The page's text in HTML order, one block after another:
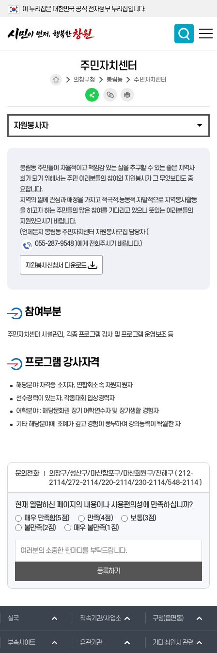
이 누리집은 대한민국 공식 전자정부 누리집입니다.
의창구청 봉림동 주민자치센터
주민자치센터
자원봉사자
봉림동 주민들이 자율적이고 책임감 있는 삶을 추구할 수 있는 좋은 지역사
회가 되기 위해서는 주민 여러분들의 참여와 자원봉사가 그 무엇보다도 중
요합니다.
지역의 일에 관심과 애정을 가지고 적극적.능동적.자발적으로 지역봉사활동
을 하고자 하는 주민들의 많은 참여를 기다리고 있으니 뜻있는 여러분들의
지원있으시기 바랍니다.
(언제든지 봉림동 주민자치센터 자원봉사모집 담당자 (
055-287-9548 )에게 전화주시기 바랍니다.)
자원봉사신청서 다운로드
참여부분
주민자치센터 시설관리, 각종 프로그램 강사 및 프로그램 운영보조 등
프로그램 강사자격
해당분야 자격증 소지자, 연합회소속 자원지원자
선수경력이 있는자, 각종대회 입상경력자
어학분야 : 해당문화권 장기 어학연수자 및 장기생활 경험자
기타 해당분야에 조예가 깊고 경험이 풍부하여 강의능력이 탁월한 자
문의전화
의창구/성산구/마산합포구/마산회원구/진해구 ( 212-
2114/272-2114/220-2114/230-2114/548-2114 )
현재 열람하신 페이지의 내용이나 사용편의성에 만족하십니까?
매우 만족함(5점) 만족(4점)
보통(3점)
불만족(2점)
매우 불만족(1점)
등록하기
실국 직속기관/사업소 구청(읍면동)
부속사이트 유관기관 기타 창원시 관련